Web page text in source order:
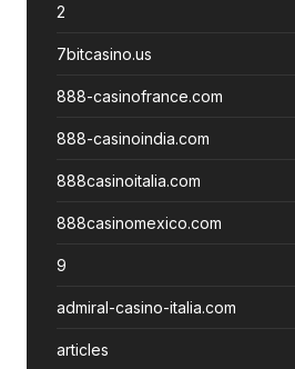
2
7bitcasino.us
888-casinofrance.com
888-casinoindia.com
888casinoitalia.com
888casinomexico.com
9
admiral-casino-italia.com
articles